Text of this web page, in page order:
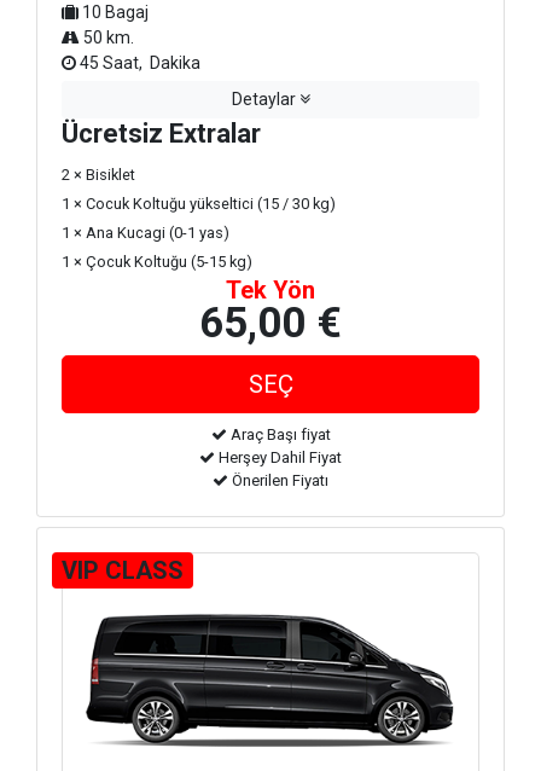
10 Bagaj
50 km.
45 Saat, Dakika
Detaylar
Ücretsiz Extralar
2 × Bisiklet
1 × Cocuk Koltuğu yükseltici (15 / 30 kg)
1 × Ana Kucagi (0-1 yas)
1 × Çocuk Koltuğu (5-15 kg)
Tek Yön
65,00 €
Araç Başı fiyat
Herşey Dahil Fiyat
Önerilen Fiyatı
VIP CLASS